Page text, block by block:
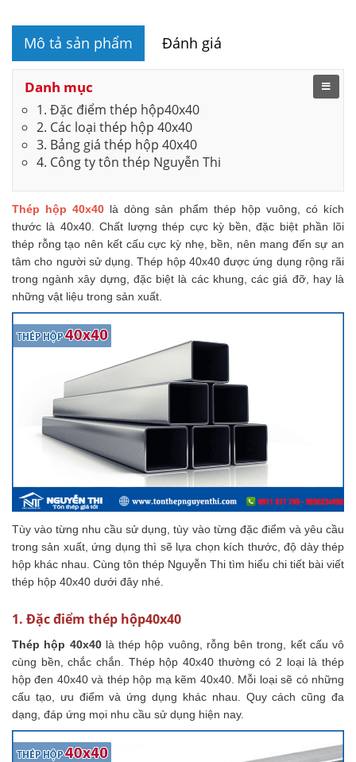
Mô tả sản phẩm Đánh giá
Danh mục
1. Đặc điểm thép hộp40x40
2. Các loại thép hộp 40x40
3. Bảng giá thép hộp 40x40
4. Công ty tôn thép Nguyễn Thi
Thép hộp 40x40 là dòng sản phẩm thép hộp vuông, có kích
thước là 40x40. Chất lượng thép cực kỳ bền, đặc biệt phần lõi
thép rỗng tạo nên kết cấu cực kỳ nhẹ, bền, nên mang đến sự an
tâm cho người sử dụng. Thép hộp 40x40 được ứng dụng rộng rãi
trong ngành xây dựng, đặc biệt là các khung, các giá đỡ, hay là
những vật liệu trong sản xuất.
Tùy vào từng nhu cầu sử dụng, tùy vào từng đặc điểm và yêu cầu
trong sản xuất, ứng dụng thì sẽ lựa chọn kích thước, độ dày thép
hộp khác nhau. Cùng tôn thép Nguyễn Thi tìm hiểu chi tiết bài viết
thép hộp 40x40 dưới đây nhé.
1. Đặc điểm thép hộp40x40
Thép hộp 40x40là thép hộp vuông, rỗng bên trong, kết cấu vô
cùng bền, chắc chắn. Thép hộp 40x40 thường có 2 loại là thép
hộp đen 40x40 và thép hộp mạ kẽm 40x40. Mỗi loại sẽ có những
cấu tạo, ưu điểm và ứng dụng khác nhau. Quy cách cũng đa
dạng, đáp ứng mọi nhu cầu sử dụng hiện nay.